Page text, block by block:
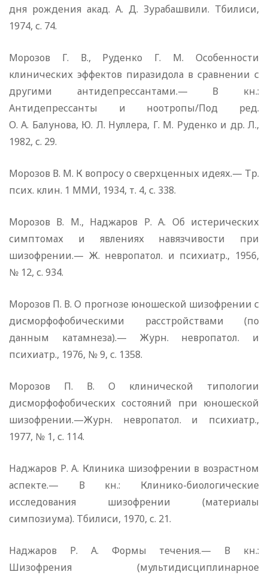
дня рождения акад. А. Д. Зурабашвили. Тбилиси,
1974, с. 74.
Морозов Г. В., Руденко Г. М. Особенности
клинических эффектов пиразидола в сравнении с
другими антидепрессантами.— В кн.:
Антидепрессанты и ноотропы/Под ред.
О. А. Балунова, Ю. Л. Нуллера, Г. М. Руденко и др. Л.,
1982, с. 29.
Морозов В. М. К вопросу о сверхценных идеях.— Тр.
псих. клин. 1 ММИ, 1934, т. 4, с. 338.
Морозов В. М., Наджаров Р. А. Об истерических
симптомах и явлениях навязчивости при
шизофрении.— Ж. невропатол. и психиатр., 1956,
№ 12, с. 934.
Морозов П. В. О прогнозе юношеской шизофрении с
дисморфофобическими расстройствами (по
данным катамнеза).— Журн. невропатол. и
психиатр., 1976, № 9, с. 1358.
Морозов П. В. О клинической типологии
дисморфофобических состояний при юношеской
шизофрении.—Журн. невропатол. и психиатр.,
1977, № 1, с. 114.
Наджаров Р. А. Клиника шизофрении в возрастном
аспекте.— В кн.: Клинико-биологические
исследования шизофрении (материалы
симпозиума). Тбилиси, 1970, с. 21.
Наджаров Р. А. Формы течения.— В кн.:
Шизофрения (мультидисциплинарное